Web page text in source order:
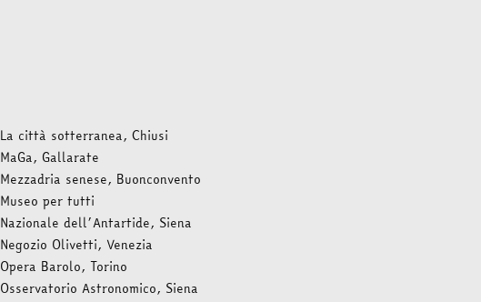
La città sotterranea, Chiusi
MaGa, Gallarate
Mezzadria senese, Buonconvento
Museo per tutti
Nazionale dell’Antartide, Siena
Negozio Olivetti, Venezia
Opera Barolo, Torino
Osservatorio Astronomico, Siena